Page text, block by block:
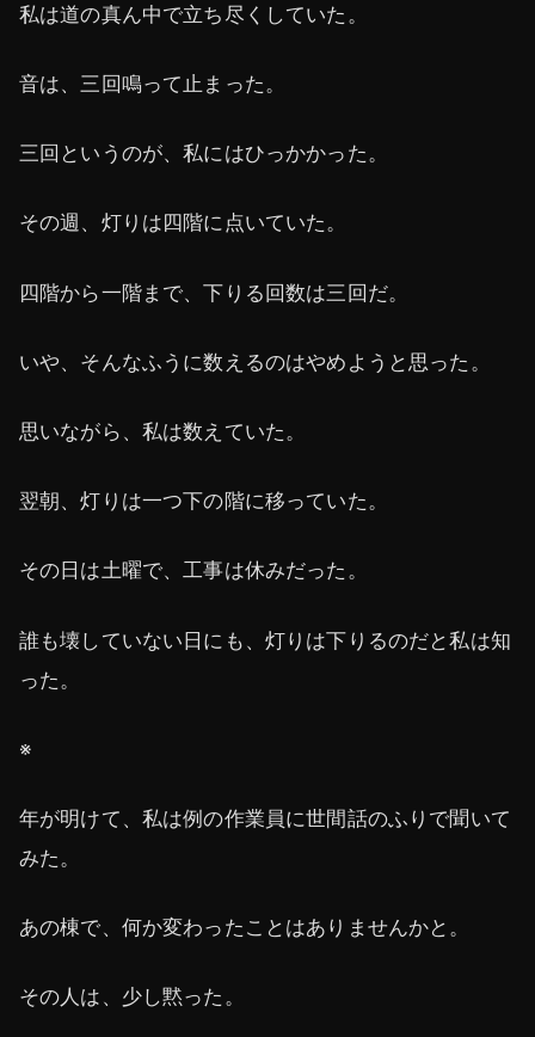
私は道の真ん中で立ち尽くしていた。
音は、三回鳴って止まった。
三回というのが、私にはひっかかった。
その週、灯りは四階に点いていた。
四階から一階まで、下りる回数は三回だ。
いや、そんなふうに数えるのはやめようと思った。
思いながら、私は数えていた。
翌朝、灯りは一つ下の階に移っていた。
その日は土曜で、工事は休みだった。
誰も壊していない日にも、灯りは下りるのだと私は知
った。
※
年が明けて、私は例の作業員に世間話のふりで聞いて
みた。
あの棟で、何か変わったことはありませんかと。
その人は、少し黙った。